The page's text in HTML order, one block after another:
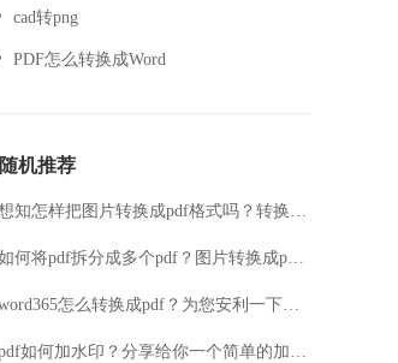
cad转png
PDF怎么转换成Word
随机推荐
1.想知怎样把图片转换成pdf格式吗？转换方法分享
2.如何将pdf拆分成多个pdf？图片转换成pdf的操作步骤
3.word365怎么转换成pdf？为您安利一下方法
4.pdf如何加水印？分享给你一个简单的加水印方法